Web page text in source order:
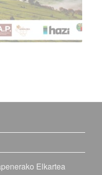
Elkartea